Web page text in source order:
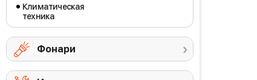
Климатическая
техника
Фонари